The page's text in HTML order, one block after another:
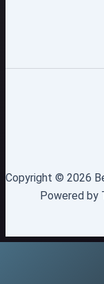
Copyright © 2026
Powered by